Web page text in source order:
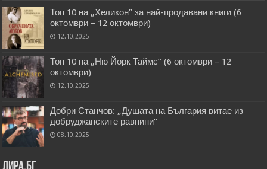
Топ 10 на „Хеликон” за най-продавани книги (6
октомври – 12 октомври)
12.10.2025
Топ 10 на „Ню Йорк Таймс” (6 октомври – 12
октомври)
12.10.2025
Добри Станчов: „Душата на България витае из
добруджанските равнини“
08.10.2025